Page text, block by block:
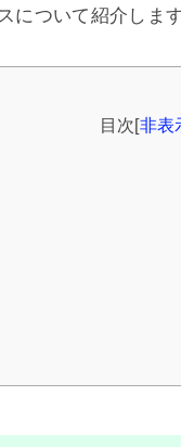
について紹介します
目次[非表